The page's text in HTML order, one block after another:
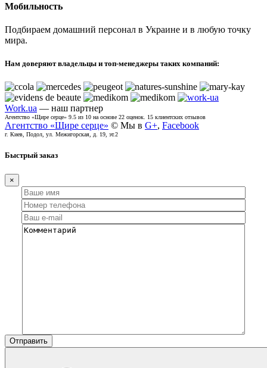
Мобильность
Подбираем домашний персонал в Украине и в любую точку
мира.
Нам доверяют владельцы и топ-менеджеры таких компаний:
Work.ua — наш партнер
Агентство «Щире серце» 9.5 из 10 на основе 22 оценок. 15 клиентских отзывов
Агентство «Щире серце» © Мы в G+, Facebook
г. Киев, Подол, ул. Межигорская, д. 19, эт.2
Быстрый заказ
×
Отправить